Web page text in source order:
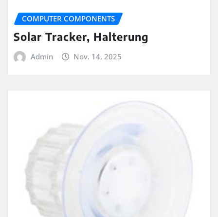
COMPUTER COMPONENTS
Solar Tracker, Halterung
Admin Nov. 14, 2025